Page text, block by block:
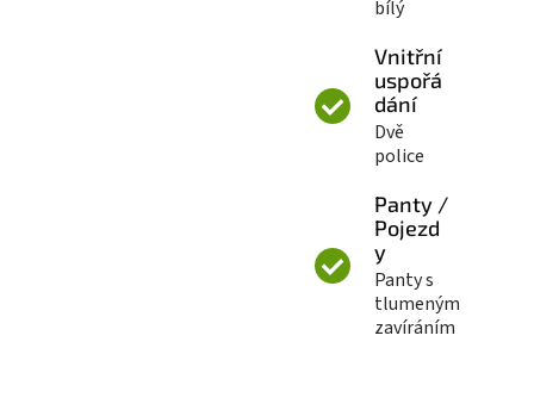
bílý
Vnitřní
uspořá
dání
Dvě
police
Panty /
Pojezd
y
Panty s
tlumeným
zavíráním